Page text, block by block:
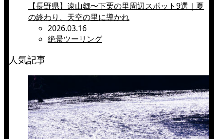
【長野県】遠山郷〜下栗の里周辺スポット9選｜夏
の終わり、天空の里に導かれ
2026.03.16
絶景ツーリング
人気記事